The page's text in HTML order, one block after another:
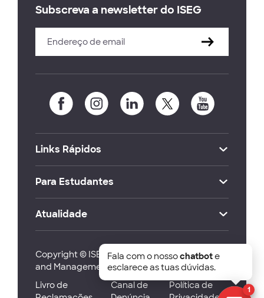
Subscreva a newsletter do ISEG
Links Rápidos
Para Estudantes
Atualidade
Copyright © ISEG Lisbon School of Economics
and Management 2026
Livro de
Canal de
Política de
1
Fala com o nossochatbote
esclarece as tuas dúvidas.